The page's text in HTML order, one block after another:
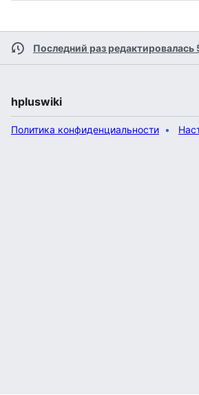
Последний раз редактировалась
hpluswiki
Политика конфиденциальности